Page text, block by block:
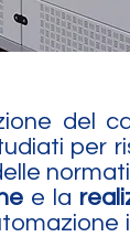
del
per
e la